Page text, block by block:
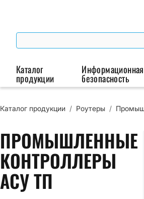
Каталог
продукции
Беспроводная связь
Модемы
Роутеры
Промышленные
контроллеры
Информационная
безопасность
Каталог продукции / Роутеры /
ПРОМЫШЛЕННЫЕ
КОНТРОЛЛЕРЫ
АСУ ТП